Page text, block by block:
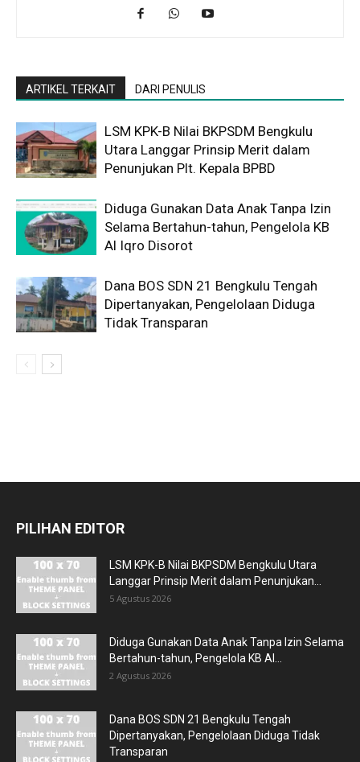
ARTIKEL TERKAIT DARI PENULIS
LSM KPK-B Nilai BKPSDM Bengkulu
Utara Langgar Prinsip Merit dalam
Penunjukan Plt. Kepala BPBD
Diduga Gunakan Data Anak Tanpa Izin
Selama Bertahun-tahun, Pengelola KB
Al Iqro Disorot
Dana BOS SDN 21 Bengkulu Tengah
Dipertanyakan, Pengelolaan Diduga
Tidak Transparan
PILIHAN EDITOR
LSM KPK-B Nilai BKPSDM Bengkulu Utara
Langgar Prinsip Merit dalam Penunjukan...
5 Agustus 2026
Diduga Gunakan Data Anak Tanpa Izin Selama
Bertahun-tahun, Pengelola KB Al...
2 Agustus 2026
Dana BOS SDN 21 Bengkulu Tengah
Dipertanyakan, Pengelolaan Diduga Tidak
Transparan